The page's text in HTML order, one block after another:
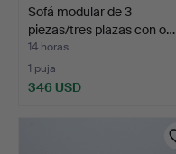
Sofá modular de 3
piezas/tres plazas con o…
14 horas
1 puja
346 USD